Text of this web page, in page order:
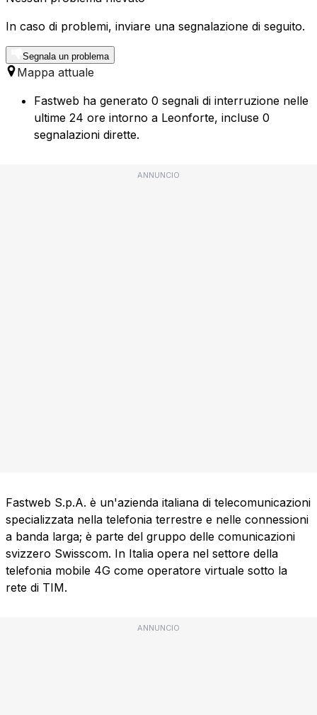
In caso di problemi, inviare una segnalazione di seguito.
Segnala un problema
Mappa attuale
Fastweb ha generato 0 segnali di interruzione nelle
ultime 24 ore intorno a Leonforte, incluse 0
segnalazioni dirette.
ANNUNCIO
Fastweb S.p.A. è un'azienda italiana di telecomunicazioni
specializzata nella telefonia terrestre e nelle connessioni
a banda larga; è parte del gruppo delle comunicazioni
svizzero Swisscom. In Italia opera nel settore della
telefonia mobile 4G come operatore virtuale sotto la
rete di TIM.
ANNUNCIO